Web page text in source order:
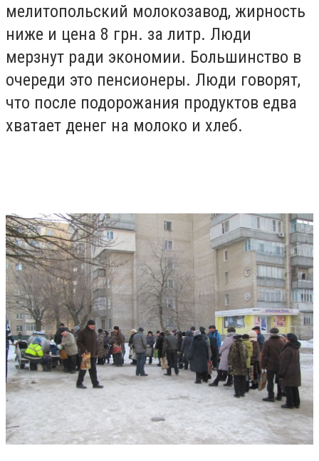
мелитопольский молокозавод, жирность
ниже и цена 8 грн. за литр. Люди
мерзнут ради экономии. Большинство в
очереди это пенсионеры. Люди говорят,
что после подорожания продуктов едва
хватает денег на молоко и хлеб.